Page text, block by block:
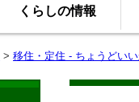
くらしの情報
> 移住・定住 - ちょうどい